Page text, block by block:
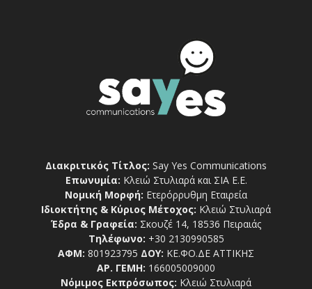
Διακριτικός Τίτλος: Say Yes Communications
Επωνυμία: Κλειώ Στυλιαρά και ΣΙΑ Ε.Ε.
Νομική Μορφή: Ετερόρρυθμη Εταιρεία
Ιδιοκτήτης & Κύριος Μέτοχος: Κλειώ Στυλιαρά
Έδρα & Γραφεία: Σκουζέ 14, 18536 Πειραιάς
Τηλέφωνο: +30 2130990585
ΑΦΜ: 801923795 ΔΟΥ: ΚΕ.ΦΟ.ΔΕ ΑΤΤΙΚΗΣ
ΑΡ. ΓΕΜΗ: 166005009000
Νόμιμος Εκπρόσωπος: Κλειώ Στυλιαρά